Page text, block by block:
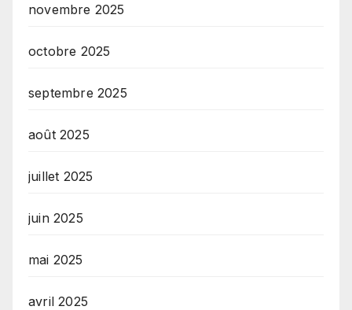
novembre 2025
octobre 2025
septembre 2025
août 2025
juillet 2025
juin 2025
mai 2025
avril 2025